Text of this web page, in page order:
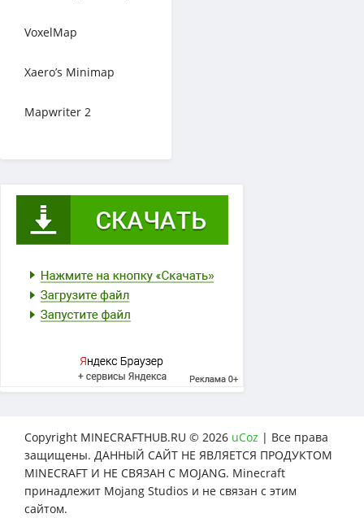
VoxelMap
Xaero’s Minimap
Mapwriter 2
Copyright MINECRAFTHUB.RU © 2026 uCoz | Все права
защищены. ДАННЫЙ САЙТ НЕ ЯВЛЯЕТСЯ ПРОДУКТОМ
MINECRAFT И НЕ СВЯЗАН С MOJANG. Minecraft
принадлежит Mojang Studios и не связан с этим
сайтом.